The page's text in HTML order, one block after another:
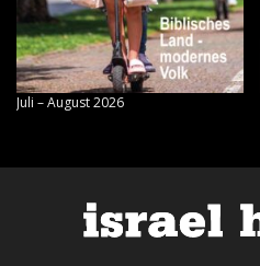
Juli – August 2026